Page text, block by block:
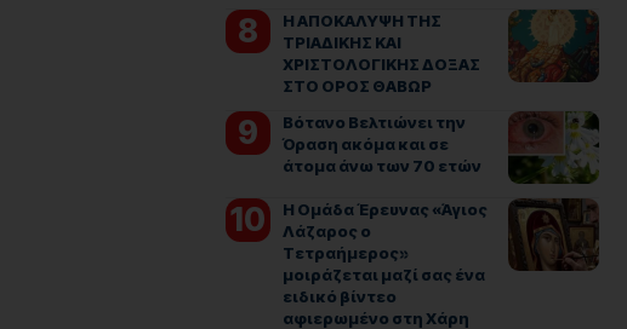
Η ΑΠΟΚΑΛΥΨΗ ΤΗΣ
ΤΡΙΑΔΙΚΗΣ ΚΑΙ
ΧΡΙΣΤΟΛΟΓΙΚΗΣ ΔΟΞΑΣ
ΣΤΟ ΟΡΟΣ ΘΑΒΩΡ
Βότανο Βελτιώνει την
Όραση ακόμα και σε
άτομα άνω των 70 ετών
Η Ομάδα Έρευνας «Άγιος
Λάζαρος ο
Τετραήμερος»
μοιράζεται μαζί σας ένα
ειδικό βίντεο
αφιερωμένο στη Χάρη